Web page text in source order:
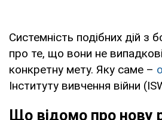
Системність подібних дій з
про те, що вони не
конкретну мету. Яку саме –
Інституту вивчення війни
Що відомо про нову